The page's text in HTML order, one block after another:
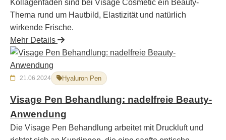
Kollagenfäden sind bei Visage Cosmetic ein Beauty-
Thema rund um Hautbild, Elastizität und natürlich
wirkende Frische.
Mehr Details
21.06.2024 Hyaluron Pen
Visage Pen Behandlung: nadelfreie Beauty-
Anwendung
Die Visage Pen Behandlung arbeitet mit Druckluft und